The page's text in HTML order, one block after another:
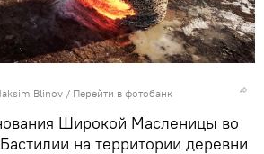
Blinov / Перейти в фотобанк
Широкой Масленицы во
на территории деревни